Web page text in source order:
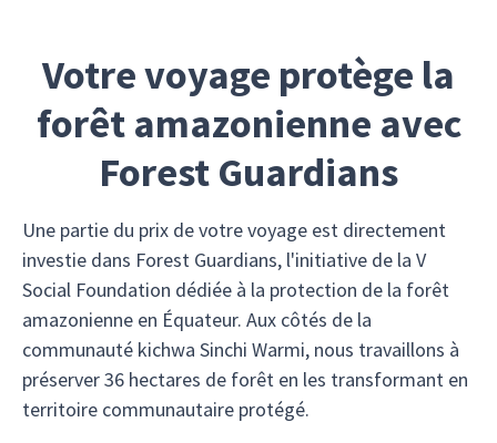
Votre voyage protège la
forêt amazonienne avec
Forest Guardians
Une partie du prix de votre voyage est directement
investie dans Forest Guardians, l'initiative de la V
Social Foundation dédiée à la protection de la forêt
amazonienne en Équateur. Aux côtés de la
communauté kichwa Sinchi Warmi, nous travaillons à
préserver 36 hectares de forêt en les transformant en
territoire communautaire protégé.